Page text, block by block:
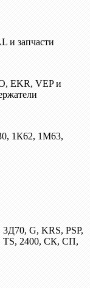
запчасти
EKR, VEP и
1К62, 1М63,
G, KRS, PSP,
TS, 2400, СК, СП,